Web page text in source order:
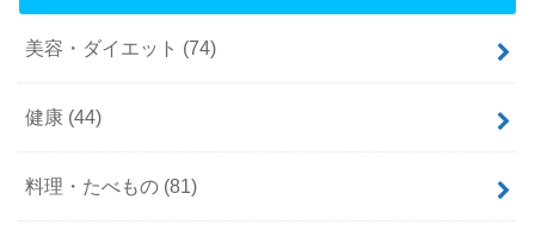
美容・ダイエット (74)
健康 (44)
料理・たべもの (81)